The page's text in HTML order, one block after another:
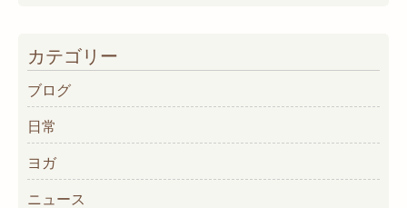
ブ
カテゴリー
ブログ
日常
ヨガ
ニュース